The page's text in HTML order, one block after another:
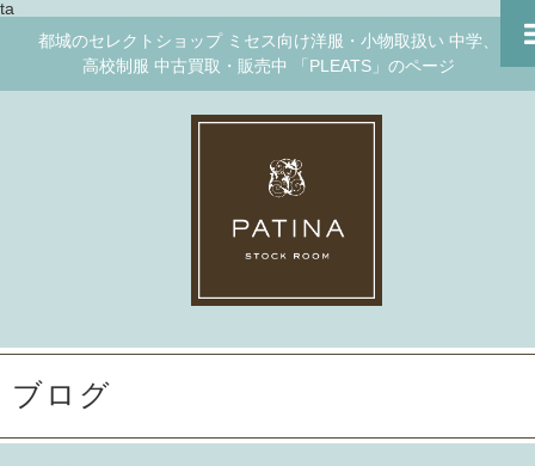
ta
都城のセレクトショップ ミセス向け洋服・小物取扱い 中学、
高校制服 中古買取・販売中 「PLEATS」のページ
ブログ